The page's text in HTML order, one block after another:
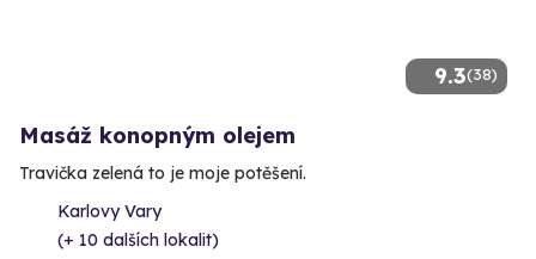
9.3(38)
Masáž konopným olejem
Travička zelená to je moje potěšení.
Karlovy Vary
(+ 10 dalších lokalit)